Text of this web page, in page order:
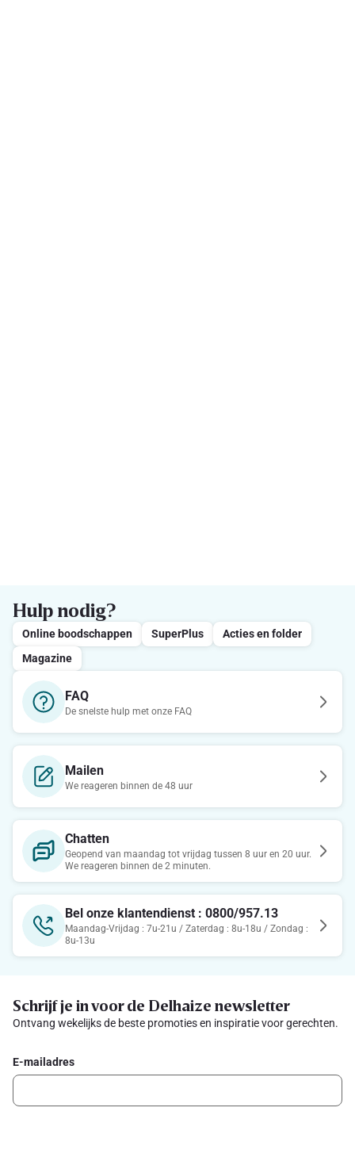
Hulp nodig?
Online boodschappen SuperPlus
Acties en folder
Magazine
FAQ
De snelste hulp met onze FAQ
Mailen
We reageren binnen de 48 uur
Chatten
Geopend van maandag tot vrijdag tussen 8 uur en 20 uur.
We reageren binnen de 2 minuten.
Bel onze klantendienst : 0800/957.13
Maandag-Vrijdag : 7u-21u / Zaterdag : 8u-18u / Zondag :
8u-13u
Schrijf je in voor de Delhaize newsletter
Ontvang wekelijks de beste promoties en inspiratie voor gerechten.
E-mailadres